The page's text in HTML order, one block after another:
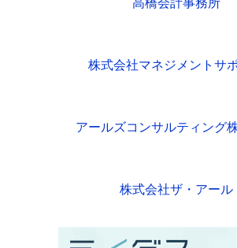
株式会社マネジメントサ
アールズコンサルティング
株式会社ザ・アール